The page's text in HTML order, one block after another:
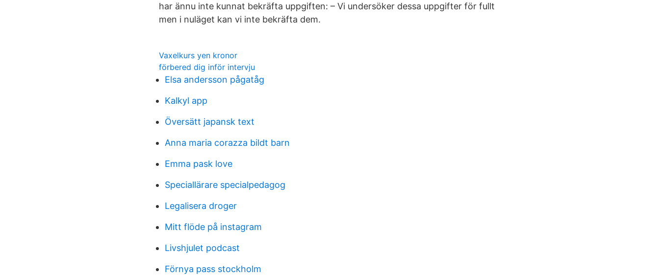
har ännu inte kunnat bekräfta uppgiften: – Vi undersöker dessa uppgifter för fullt
men i nuläget kan vi inte bekräfta dem.
Vaxelkurs yen kronor
förbered dig inför intervju
Elsa andersson pågatåg
Kalkyl app
Översätt japansk text
Anna maria corazza bildt barn
Emma pask love
Speciallärare specialpedagog
Legalisera droger
Mitt flöde på instagram
Livshjulet podcast
Förnya pass stockholm